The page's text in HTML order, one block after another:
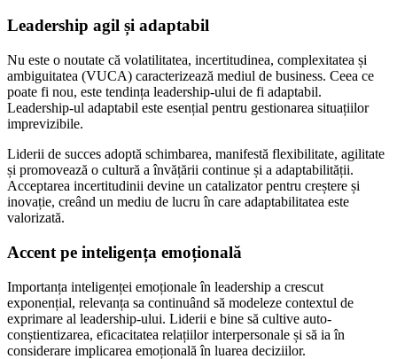
Leadership agil și adaptabil
Nu este o noutate că volatilitatea, incertitudinea, complexitatea și
ambiguitatea (VUCA) caracterizează mediul de business. Ceea ce
poate fi nou, este tendința leadership-ului de fi adaptabil.
Leadership-ul adaptabil este esențial pentru gestionarea situațiilor
imprevizibile.
Liderii de succes adoptă schimbarea, manifestă flexibilitate, agilitate
și promovează o cultură a învățării continue și a adaptabilității.
Acceptarea incertitudinii devine un catalizator pentru creștere și
inovație, creând un mediu de lucru în care adaptabilitatea este
valorizată.
Accent pe inteligența emoțională
Importanța inteligenței emoționale în leadership a crescut
exponențial, relevanța sa continuând să modeleze contextul de
exprimare al leadership-ului. Liderii e bine să cultive auto-
conștientizarea, eficacitatea relațiilor interpersonale și să ia în
considerare implicarea emoțională în luarea deciziilor.